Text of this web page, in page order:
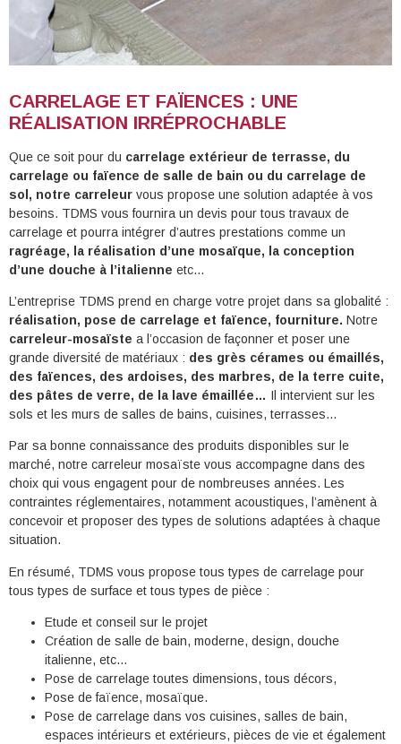
CARRELAGE ET FAÏENCES : UNE
RÉALISATION IRRÉPROCHABLE
Que ce soit pour du carrelage extérieur de terrasse, du
carrelage ou faïence de salle de bain ou du carrelage de
sol, notre carreleur vous propose une solution adaptée à vos
besoins. TDMS vous fournira un devis pour tous travaux de
carrelage et pourra intégrer d’autres prestations comme un
ragréage, la réalisation d’une mosaïque, la conception
d’une douche à l’italienne etc…
L’entreprise TDMS prend en charge votre projet dans sa globalité :
réalisation, pose de carrelage et faïence, fourniture. Notre
carreleur-mosaïste a l’occasion de façonner et poser une
grande diversité de matériaux : des grès cérames ou émaillés,
des faïences, des ardoises, des marbres, de la terre cuite,
des pâtes de verre, de la lave émaillée… Il intervient sur les
sols et les murs de salles de bains, cuisines, terrasses…
Par sa bonne connaissance des produits disponibles sur le
marché, notre carreleur mosaïste vous accompagne dans des
choix qui vous engagent pour de nombreuses années. Les
contraintes réglementaires, notamment acoustiques, l’amènent à
concevoir et proposer des types de solutions adaptées à chaque
situation.
En résumé, TDMS vous propose tous types de carrelage pour
tous types de surface et tous types de pièce :
Etude et conseil sur le projet
Création de salle de bain, moderne, design, douche
italienne, etc…
Pose de carrelage toutes dimensions, tous décors,
Pose de faïence, mosaïque.
Pose de carrelage dans vos cuisines, salles de bain,
espaces intérieurs et extérieurs, pièces de vie et également